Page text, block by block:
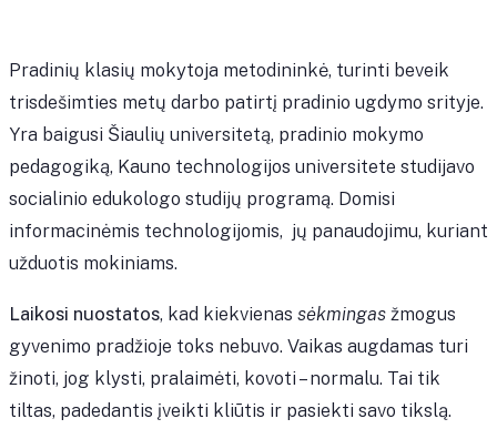
Pradinių klasių mokytoja metodininkė, turinti beveik
trisdešimties metų darbo patirtį pradinio ugdymo srityje.
Yra baigusi Šiaulių universitetą, pradinio mokymo
pedagogiką, Kauno technologijos universitete studijavo
socialinio edukologo studijų programą. Domisi
informacinėmis technologijomis, jų panaudojimu, kuriant
užduotis mokiniams.
Laikosi nuostatos, kad kiekvienas sėkmingas žmogus
gyvenimo pradžioje toks nebuvo. Vaikas augdamas turi
žinoti, jog klysti, pralaimėti, kovoti – normalu. Tai tik
tiltas, padedantis įveikti kliūtis ir pasiekti savo tikslą.